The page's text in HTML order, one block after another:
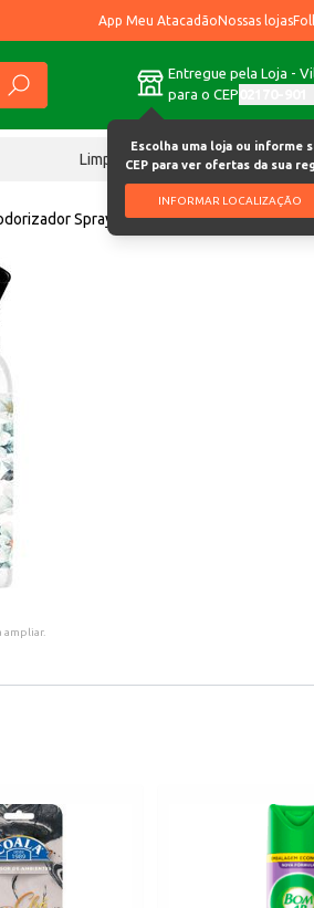
App Meu AtacadãoNossas lojas
Entregue pela Loja -
para o CEP
Escolha uma loja ou informe
CEP para ver ofertas da sua
INFORMAR LOCALIZAÇÃO
Limpeza Chocolates
Spray Velvet Chá Branco 250ml
ampliar.